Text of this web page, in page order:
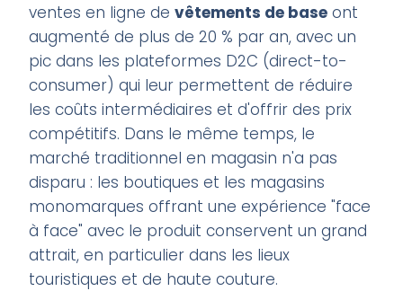
ventes en ligne devêtements de base ont
augmenté de plus de 20 % par an, avec un
pic dans les plateformes D2C (direct-to-
consumer) qui leur permettent de réduire
les coûts intermédiaires et d'offrir des prix
compétitifs. Dans le même temps, le
marché traditionnel en magasin n'a pas
disparu : les boutiques et les magasins
monomarques offrant une expérience "face
à face" avec le produit conservent un grand
attrait, en particulier dans les lieux
touristiques et de haute couture.